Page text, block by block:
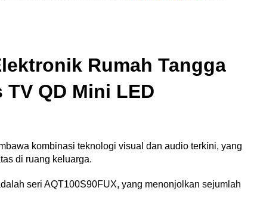
Rumah Tangga
QD Mini LED
kombinasi teknologi visual dan audio terkini, yang
di ruang keluarga.
seri AQT100S90FUX, yang menonjolkan sejumlah